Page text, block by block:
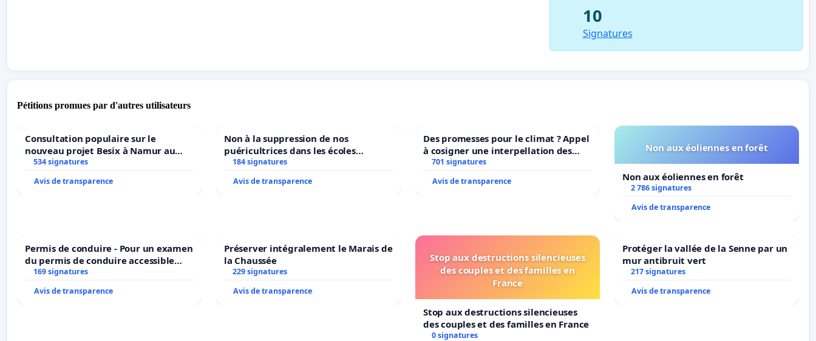
10
Signatures
Pétitions promues par d'autres utilisateurs
Consultation populaire sur le
nouveau projet Besix à Namur au
Parc Léopold ?
534 signatures
Avis de transparence
Non à la suppression de nos
puéricultrices dans les écoles
communale de Flémalle !
184 signatures
Avis de transparence
Des promesses pour le climat ? Appel
à cosigner une interpellation des
ministres wallons du climat et de
701 signatures
Avis de transparence
Non aux éoliennes en forêt
Non aux éoliennes en forêt
2 786 signatures
Avis de transparence
Permis de conduire - Pour un examen
du permis de conduire accessible
dans plusieurs langues à Bruxelles
169 signatures
Avis de transparence
Préserver intégralement le Marais de
la Chaussée
229 signatures
Avis de transparence
Stop aux destructions silencieuses
des couples et des familles en
France
Stop aux destructions silencieuses
des couples et des familles en France
0 signatures
Protéger la vallée de la Senne par un
mur antibruit vert
217 signatures
Avis de transparence